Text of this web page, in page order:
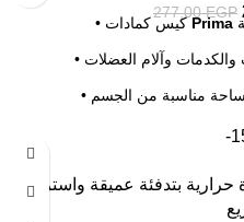
277,00EGP
• كيس كماداتPrima
-
بتدفئة عميقة واسترخاء